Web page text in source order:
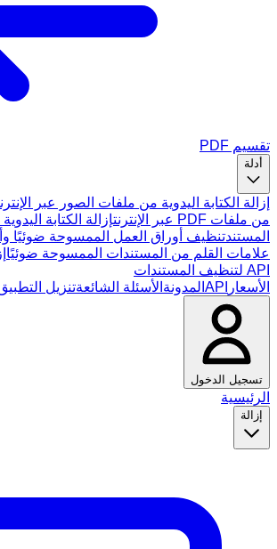
تقسيم PDF
أدلة
إزالة الكتابة اليدوية من ملفات الصور عبر
من ملفات PDF عبر الإنترنت
إزالة الكتابة
المستندتنظيف أوراق العمل الممسوحة ضوئيًا
علامات القلم من المستندات الممسوحة ضوئيًا
API لتنظيف المستندات
الأسعار API المدونة الأسئلة الشائعةتنزيل
تسجيل الدخول
الرئيسية
إزالة